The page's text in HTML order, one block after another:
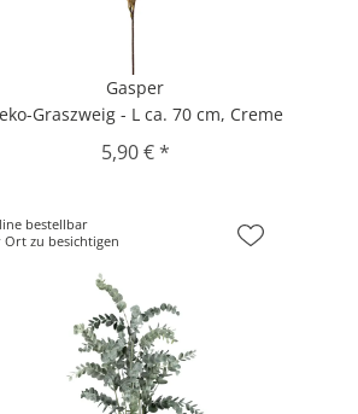
Gasper
Graszweig - L ca. 70 cm, Creme
5,90 € *
bestellbar
Ort zu besichtigen